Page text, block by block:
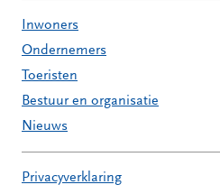
Inwoners
Ondernemers
Toeristen
Bestuur en organisatie
Nieuws
Privacyverklaring